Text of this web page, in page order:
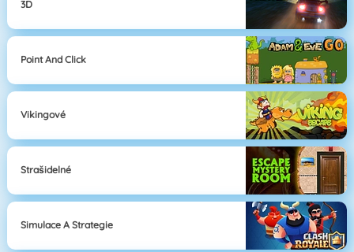
3D
Point And Click
Vikingové
Strašidelné
Simulace A Strategie